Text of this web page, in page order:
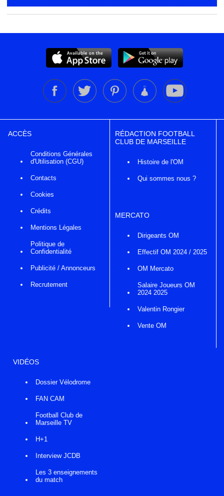
ACCÈS
Conditions Générales
d'Utilisation (CGU)
Contacts
Cookies
Crédits
Mentions Légales
Politique de
Confidentialité
Publicité / Annonceurs
Recrutement
RÉDACTION FOOTBALL
CLUB DE MARSEILLE
Histoire de l'OM
Qui sommes nous ?
MERCATO
Dirigeants OM
Effectif OM 2024 / 2025
OM Mercato
Salaire Joueurs OM
2024 2025
Valentin Rongier
Vente OM
VIDÉOS
Dossier Vélodrome
FAN CAM
Football Club de
Marseille TV
H+1
Interview JCDB
Les 3 enseignements
du match